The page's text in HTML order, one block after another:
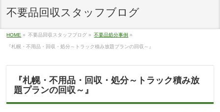
不要品回収スタッフブログ
HOME » 不要品回収スタッフブログ » 不要品処分事例 »
『札幌・不用品・回収・処分～トラック積み放題プランの回収～』
『札幌・不用品・回収・処分～トラック積み放
題プランの回収～』